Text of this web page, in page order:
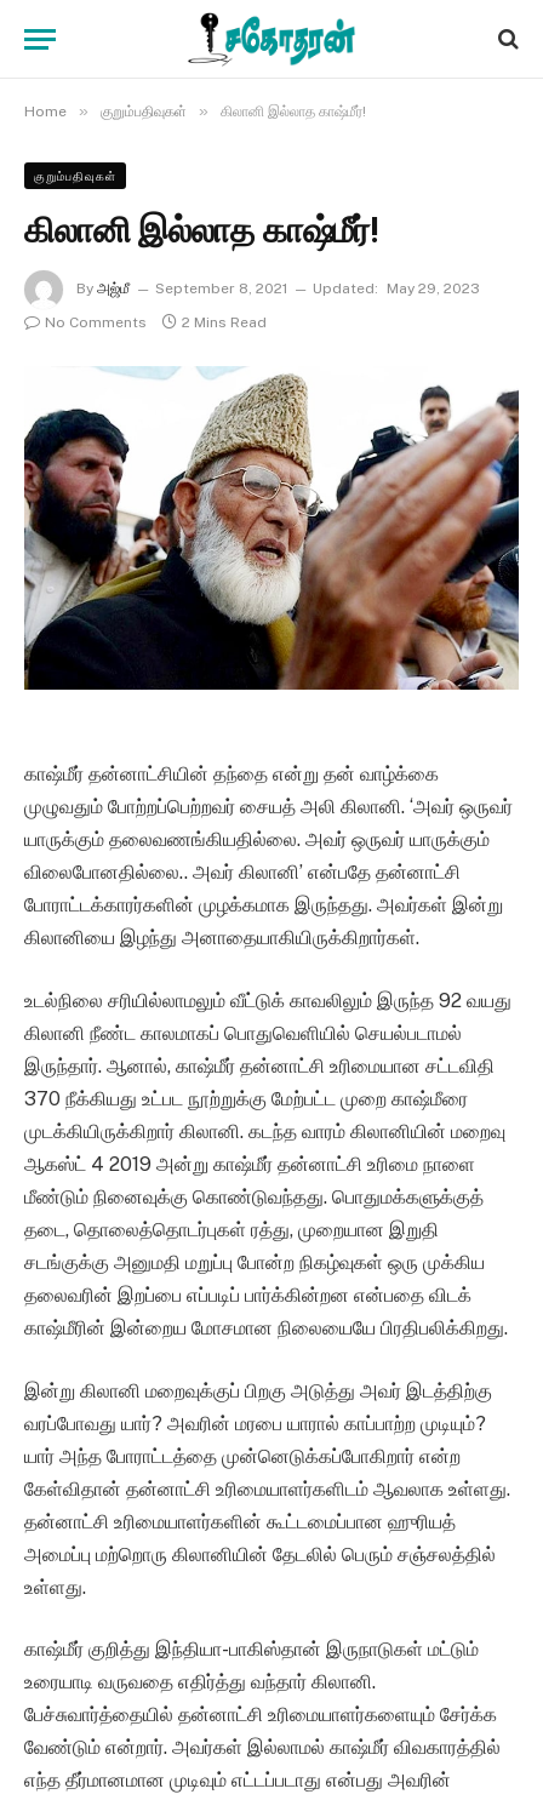
Home » குறும்பதிவுகள் » கிலானி இல்லாத காஷ்மீர்!
குறும்பதிவுகள்
கிலானி இல்லாத காஷ்மீர்!
By அஜ்மீ September 8, 2021 Updated:
May 29, 2023
No Comments
2 Mins Read
காஷ்மீர் தன்னாட்சியின் தந்தை என்று தன் வாழ்க்கை
முழுவதும் போற்றப்பெற்றவர் சையத் அலி கிலானி. ‘அவர் ஒருவர்
யாருக்கும் தலைவணங்கியதில்லை. அவர் ஒருவர் யாருக்கும்
விலைபோனதில்லை.. அவர் கிலானி’ என்பதே தன்னாட்சி
போராட்டக்காரர்களின் முழக்கமாக இருந்தது. அவர்கள் இன்று
கிலானியை இழந்து அனாதையாகியிருக்கிறார்கள்.
உடல்நிலை சரியில்லாமலும் வீட்டுக் காவலிலும் இருந்த 92 வயது
கிலானி நீண்ட காலமாகப் பொதுவெளியில் செயல்படாமல்
இருந்தார். ஆனால், காஷ்மீர் தன்னாட்சி உரிமையான சட்டவிதி
370 நீக்கியது உட்பட நூற்றுக்கு மேற்பட்ட முறை காஷ்மீரை
முடக்கியிருக்கிறார் கிலானி. கடந்த வாரம் கிலானியின் மறைவு
ஆகஸ்ட் 4 2019 அன்று காஷ்மீர் தன்னாட்சி உரிமை நாளை
மீண்டும் நினைவுக்கு கொண்டுவந்தது. பொதுமக்களுக்குத்
தடை, தொலைத்தொடர்புகள் ரத்து, முறையான இறுதி
சடங்குக்கு அனுமதி மறுப்பு போன்ற நிகழ்வுகள் ஒரு முக்கிய
தலைவரின் இறப்பை எப்படிப் பார்க்கின்றன என்பதை விடக்
காஷ்மீரின் இன்றைய மோசமான நிலையையே பிரதிபலிக்கிறது.
இன்று கிலானி மறைவுக்குப் பிறகு அடுத்து அவர் இடத்திற்கு
வரப்போவது யார்? அவரின் மரபை யாரால் காப்பாற்ற முடியும்?
யார் அந்த போராட்டத்தை முன்னெடுக்கப்போகிறார் என்ற
கேள்விதான் தன்னாட்சி உரிமையாளர்களிடம் ஆவலாக உள்ளது.
தன்னாட்சி உரிமையாளர்களின் கூட்டமைப்பான ஹுரியத்
அமைப்பு மற்றொரு கிலானியின் தேடலில் பெரும் சஞ்சலத்தில்
உள்ளது.
காஷ்மீர் குறித்து இந்தியா-பாகிஸ்தான் இருநாடுகள் மட்டும்
உரையாடி வருவதை எதிர்த்து வந்தார் கிலானி.
பேச்சுவார்த்தையில் தன்னாட்சி உரிமையாளர்களையும் சேர்க்க
வேண்டும் என்றார். அவர்கள் இல்லாமல் காஷ்மீர் விவகாரத்தில்
எந்த தீர்மானமான முடிவும் எட்டப்படாது என்பது அவரின்